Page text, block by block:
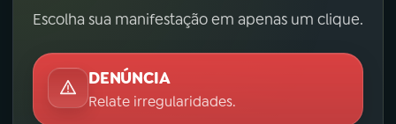
Escolha sua manifestação em apenas um clique.
DENÚNCIA
Relate irregularidades.